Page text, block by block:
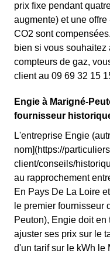
prix fixe pendant
augmente) et une
CO2 sont
bien si vous
compteurs de gaz,
client au 09 69 32 15
Engie à Marigné-
fournisseur
L'entreprise Engie
nom](https://
client/conseils/
au rapprochement
En Pays De La Loire
le premier fournisseur
Peuton), Engie doit
ajuster ses prix sur le
d'un tarif sur le kWh le